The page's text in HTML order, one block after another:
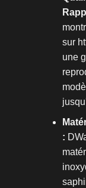
sur
une
: